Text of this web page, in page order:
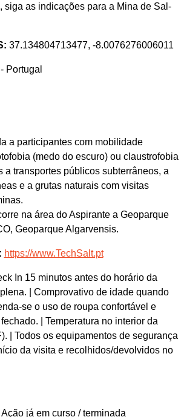
siga as indicações para a Mina de Sal-
37.134804713477, -8.0076276006011
Portugal
a participantes com mobilidade
(medo do escuro) ou claustrofobia
a transportes públicos subterrâneos, a
e a grutas naturais com visitas
na área do Aspirante a Geoparque
Geoparque Algarvensis.
https://www.TechSalt.pt
In 15 minutos antes do horário da
| Comprovativo de idade quando
se o uso de roupa confortável e
| Temperatura no interior da
| Todos os equipamentos de segurança
da visita e recolhidos/devolvidos no
Ação já em curso / terminada